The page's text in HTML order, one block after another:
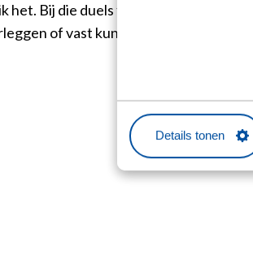
Details tonen
het. Bij die duels fungeer ik wel als
of vast kunnen analyseren."